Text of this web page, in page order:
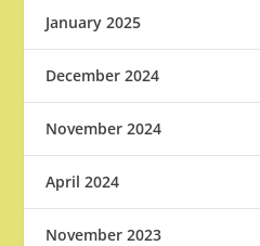
January 2025
December 2024
November 2024
April 2024
November 2023